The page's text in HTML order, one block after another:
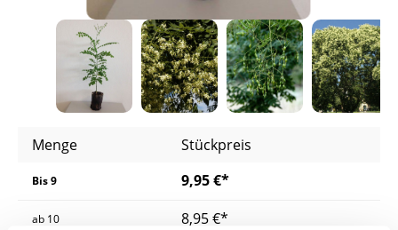
Menge Stückpreis
Bis9 9,95 €*
ab 10 8,95 €*